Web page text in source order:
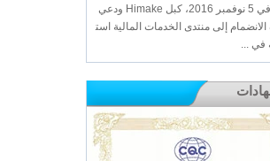
في 5 نوفمبر 2016، كبل Himake ودعي
إلى منتدى الخدمات المالية است
في ...